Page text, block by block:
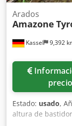
Kassel 9,392
Arados
Amazone
Información de
precio
Estado: usado,
altura de